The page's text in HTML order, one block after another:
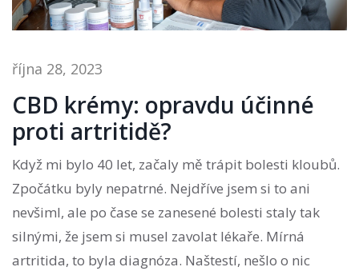
října 28, 2023
CBD krémy: opravdu účinné
proti artritidě?
Když mi bylo 40 let, začaly mě trápit bolesti kloubů.
Zpočátku byly nepatrné. Nejdříve jsem si to ani
nevšiml, ale po čase se zanesené bolesti staly tak
silnými, že jsem si musel zavolat lékaře. Mírná
artritida, to byla diagnóza. Naštestí, nešlo o nic